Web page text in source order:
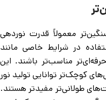
معمولاً قدرت نوردهی
در شرایط خاصی مانند
مناسب‌تر باشند. این
کوچک‌تر توانایی تولید نور
طولانی‌تر مفیدتر هستند.